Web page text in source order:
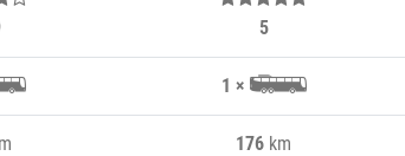
5
1 ×
176 km